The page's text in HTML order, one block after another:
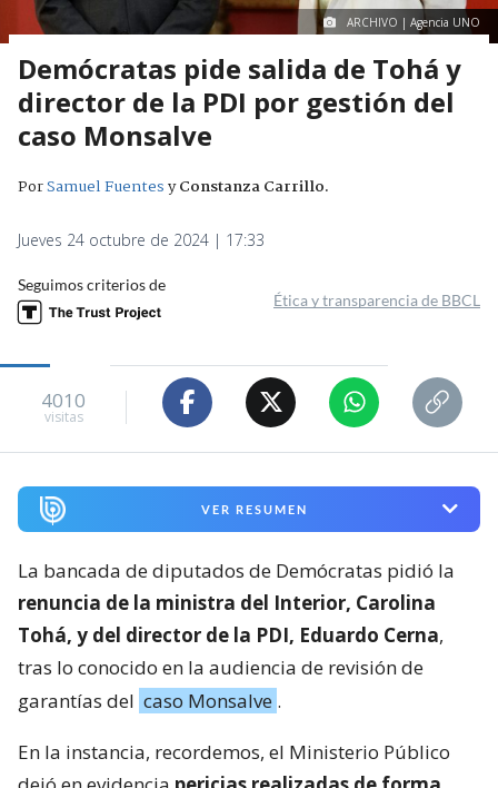
ARCHIVO | Agencia UNO
Demócratas pide salida de Tohá y
director de la PDI por gestión del
caso Monsalve
PorSamuel FuentesyConstanza Carrillo.
Jueves 24 octubre de 2024 | 17:33
Seguimos criterios de
Ética y transparencia de BBCL
4010
visitas
VER RESUMEN
La bancada de diputados de Demócratas pidió la
renuncia de la ministra del Interior, Carolina
Tohá, y del director de la PDI, Eduardo Cerna,
tras lo conocido en la audiencia de revisión de
garantías del caso Monsalve .
En la instancia, recordemos, el Ministerio Público